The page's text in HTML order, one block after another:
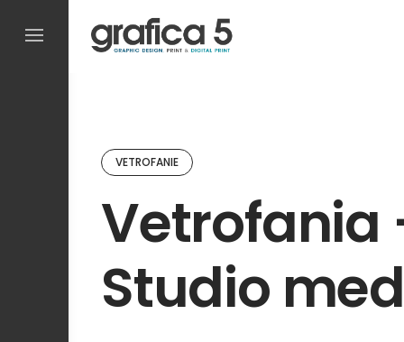
content
VETROFANIE
Vetrofania
Studio